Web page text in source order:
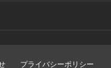
プライバシーポリシー